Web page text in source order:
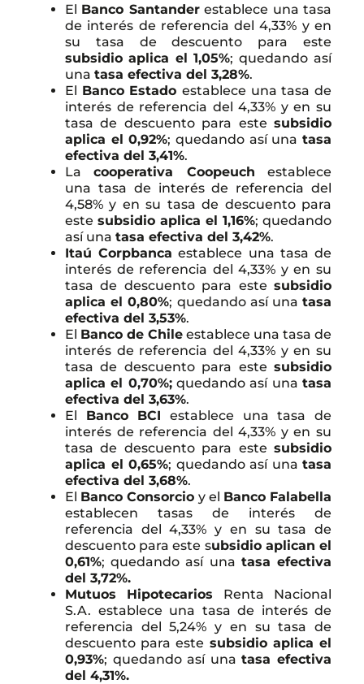
El Banco Santanderestablece una tasa
de interés de referencia del 4,33% y en
su tasa de descuento para este
subsidio aplica el 1,05%; quedando así
una tasa efectiva del 3,28%.
El Banco Estadoestablece una tasa de
interés de referencia del 4,33% y en su
tasa de descuento para este subsidio
aplica el 0,92%; quedando así unatasa
efectiva del 3,41%.
Lacooperativa Coopeuch establece
una tasa de interés de referencia del
4,58% y en su tasa de descuento para
este subsidio aplica el 1,16%; quedando
así una tasa efectiva del 3,42%.
Itaú Corpbanca establece una tasa de
interés de referencia del 4,33% y en su
tasa de descuento para este subsidio
aplica el 0,80%; quedando así unatasa
efectiva del 3,53%.
El Banco de Chile establece una tasa de
interés de referencia del 4,33% y en su
tasa de descuento para este subsidio
aplica el 0,70%;quedando así unatasa
efectiva del 3,63%.
El Banco BCI establece una tasa de
interés de referencia del 4,33% y en su
tasa de descuento para este subsidio
aplica el 0,65%; quedando así una tasa
efectiva del 3,68%.
El Banco Consorcio y el Banco Falabella
establecen tasas de interés de
referencia del 4,33% y en su tasa de
descuento para este subsidio aplican el
0,61%; quedando así una tasa efectiva
del 3,72%.
Mutuos Hipotecarios Renta Nacional
S.A. establece una tasa de interés de
referencia del 5,24% y en su tasa de
descuento para este subsidio aplica el
0,93%; quedando así unatasa efectiva
del 4,31%.